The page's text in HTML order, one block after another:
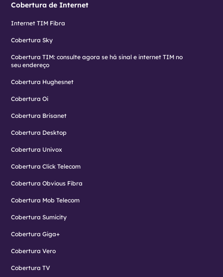
Cobertura de Internet
Internet TIM Fibra
Cobertura Sky
Cobertura TIM: consulte agora se há sinal e internet TIM no
seu endereço
Cobertura Hughesnet
Cobertura Oi
Cobertura Brisanet
Cobertura Desktop
Cobertura Univox
Cobertura Click Telecom
Cobertura Obvious Fibra
Cobertura Mob Telecom
Cobertura Sumicity
Cobertura Giga+
Cobertura Vero
Cobertura TV